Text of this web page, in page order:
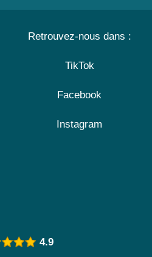
Retrouvez-nous dans :
TikTok
Facebook
Instagram
4.9